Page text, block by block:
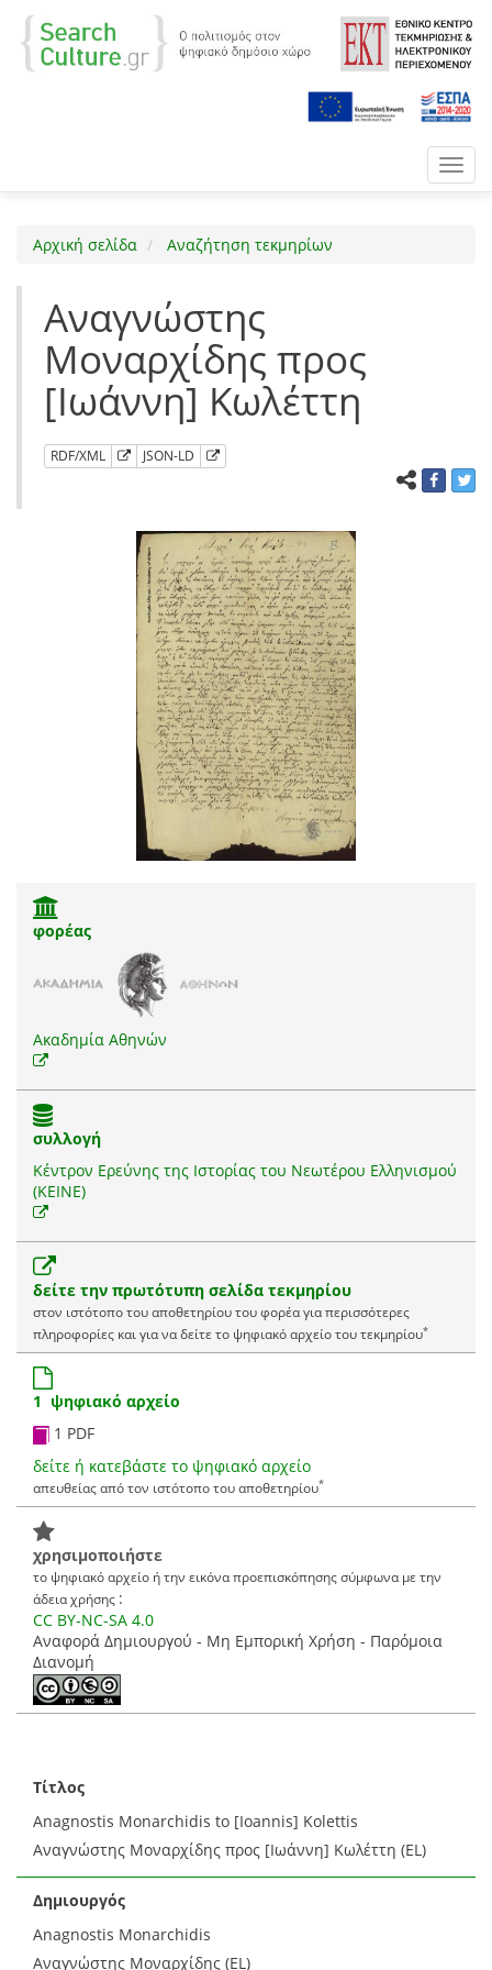
Αρχική σελίδα Αναζήτηση τεκμηρίων
Αναγνώστης
Μοναρχίδης προς
[Ιωάννη] Κωλέττη
RDF/XML JSON-LD
φορέας
Ακαδημία Αθηνών
συλλογή
Κέντρον Ερεύνης της Ιστορίας του Νεωτέρου Ελληνισμού
(ΚΕΙΝΕ)
δείτε την πρωτότυπη σελίδα τεκμηρίου
στον ιστότοπο του αποθετηρίου του φορέα για περισσότερες
πληροφορίες και για να δείτε το ψηφιακό αρχείο του τεκμηρίου*
1 ψηφιακό αρχείο
1 PDF
δείτε ή κατεβάστε το ψηφιακό αρχείο
απευθείας από τον ιστότοπο του αποθετηρίου*
χρησιμοποιήστε
το ψηφιακό αρχείο ή την εικόνα προεπισκόπησης σύμφωνα με την
άδεια χρήσης :
CC BY-NC-SA 4.0
Αναφορά Δημιουργού - Μη Εμπορική Χρήση - Παρόμοια
Διανομή
Τίτλος
Anagnostis Monarchidis to [Ioannis] Kolettis
Αναγνώστης Μοναρχίδης προς [Ιωάννη] Κωλέττη (EL)
Δημιουργός
Anagnostis Monarchidis
Αναγνώστης Μοναρχίδης (EL)